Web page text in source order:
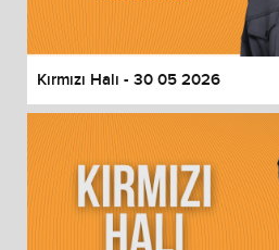
Kırmızı Halı - 30 05 2026